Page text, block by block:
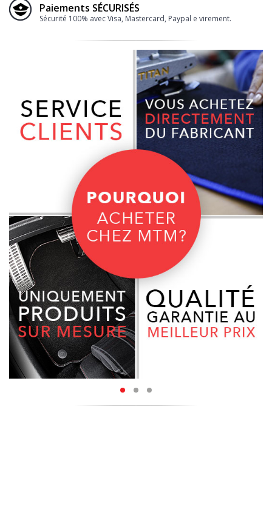
Paiements SÉCURISÉS
Sécurité 100% avec Visa, Mastercard, Paypal e virement.